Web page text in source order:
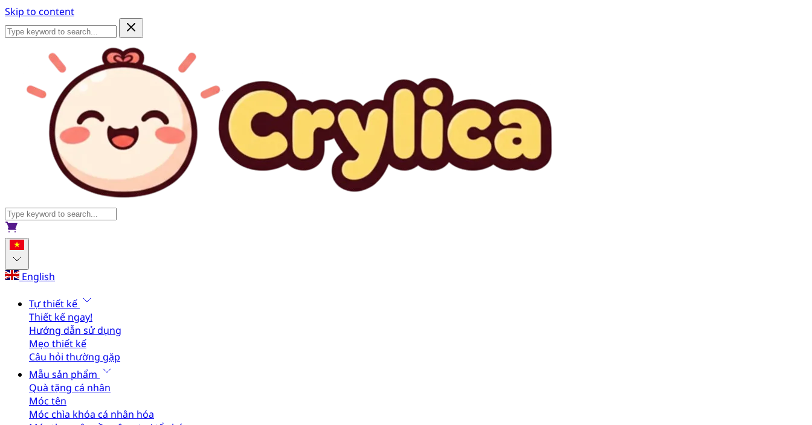
Skip to content
English
Tự thiết kế
Thiết kế ngay!
Hướng dẫn sử dụng
Mẹo thiết kế
Câu hỏi thường gặp
Mẫu sản phẩm
Quà tặng cá nhân
Móc tên
Móc chìa khóa cá nhân hóa